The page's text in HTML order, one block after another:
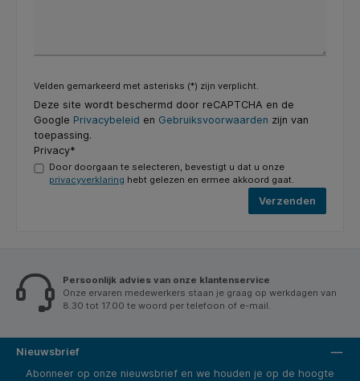
Velden gemarkeerd met asterisks (*) zijn verplicht.
Deze site wordt beschermd door reCAPTCHA en de
Google Privacybeleid en Gebruiksvoorwaarden zijn van
toepassing.
Privacy*
Door doorgaan te selecteren, bevestigt u dat u onze
privacyverklaring hebt gelezen en ermee akkoord gaat.
Verzenden
Persoonlijk advies van onze klantenservice
Onze ervaren medewerkers staan je graag op werkdagen van
8.30 tot 17.00 te woord per telefoon of e-mail.
Nieuwsbrief
Abonneer op onze nieuwsbrief en we houden je op de hoogte